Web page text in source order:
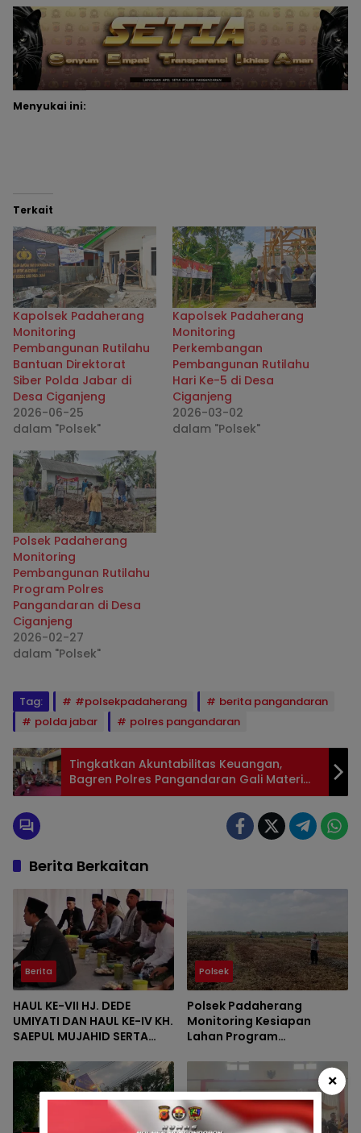
Menyukai ini:
Terkait
Kapolsek Padaherang
Monitoring
Pembangunan Rutilahu
Bantuan Direktorat
Siber Polda Jabar di
Desa Ciganjeng
2026-06-25
dalam "Polsek"
Kapolsek Padaherang
Monitoring
Perkembangan
Pembangunan Rutilahu
Hari Ke-5 di Desa
Ciganjeng
2026-03-02
dalam "Polsek"
Polsek Padaherang
Monitoring
Pembangunan Rutilahu
Program Polres
Pangandaran di Desa
Ciganjeng
2026-02-27
dalam "Polsek"
Tag: #polsekpadaherang
berita pangandaran
polda jabar
polres pangandaran
Tingkatkan Akuntabilitas Keuangan,
Bagren Polres Pangandaran Gali Materi
DJPb Jawa Barat
Berita Berkaitan
Berita
HAUL KE-VII HJ. DEDE
UMIYATI DAN HAUL KE-IV KH.
SAEPUL MUJAHID SERTA
HIMPUNAN ALUMNI DIGELAR
DI PONDOK PESANTREN AL-
FALAH SANUSSIYAH
Polsek
Polsek Padaherang
Monitoring Kesiapan
Lahan Program
Desa Ciganjeng
×